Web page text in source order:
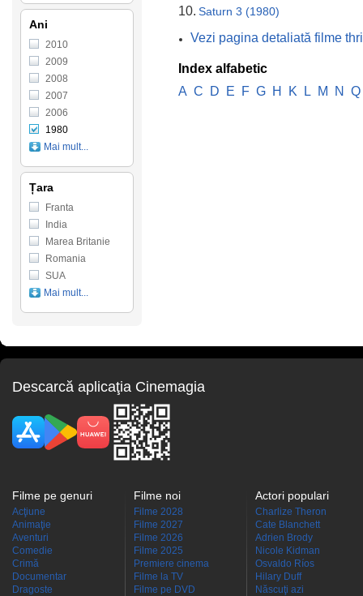
10. Saturn 3 (1980)
Vezi pagina detaliată filme
Index alfabetic
A C D E F G H K L M N Q
Ani
2010
2009
2008
2007
2006
1980
Mai mult...
Țara
Franta
India
Marea Britanie
Romania
SUA
Mai mult...
Descarcă aplicaţia Cinemagia
Filme pe genuri
Acţiune
Animaţie
Aventuri
Comedie
Crimă
Documentar
Dragoste
Filme noi
Filme 2028
Filme 2027
Filme 2026
Filme 2025
Premiere cinema
Filme la TV
Filme pe DVD
Actori populari
Charlize Theron
Cate Blanchett
Adrien Brody
Nicole Kidman
Osvaldo Ríos
Hilary Duff
Născuţi azi